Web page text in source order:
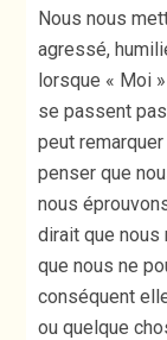
Nous nous
agressé,
lorsque « Moi
se passent
peut
penser que
nous
dirait que nous
que nous ne
conséquent
ou quelque